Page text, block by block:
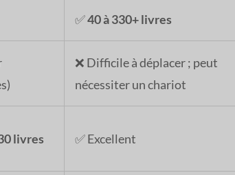
✅40 à 330+ livres
❌ Difficile à déplacer ; peut
nécessiter un chariot
livres ✅ Excellent